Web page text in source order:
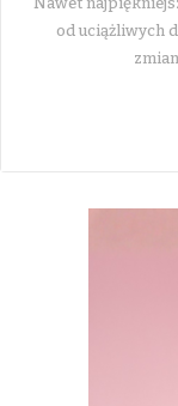
od uciążliwych